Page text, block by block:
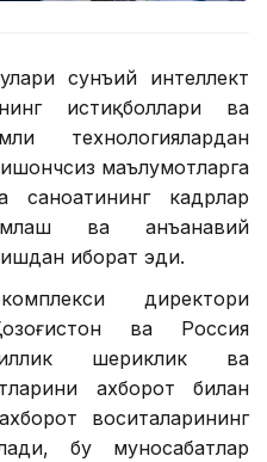
сунъий интеллект
истиқболлари ва
технологиялардан
маълумотларга
кадрлар
ва анъанавий
иборат эди.
директори
ва Россия
шериклик ва
ахборот билан
воситаларининг
бу муносабатлар